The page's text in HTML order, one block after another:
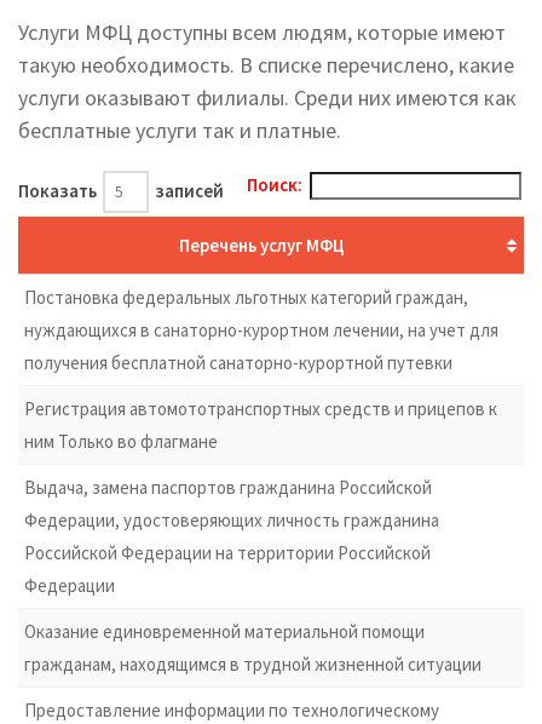
Услуги МФЦ доступны всем людям, которые имеют
такую необходимость. В списке перечислено, какие
услуги оказывают филиалы. Среди них имеются как
бесплатные услуги так и платные.
Показать записей Поиск:
Перечень услуг МФЦ
Постановка федеральных льготных категорий граждан,
нуждающихся в санаторно-курортном лечении, на учет для
получения бесплатной санаторно-курортной путевки
Регистрация автомототранспортных средств и прицепов к
ним Только во флагмане
Выдача, замена паспортов гражданина Российской
Федерации, удостоверяющих личность гражданина
Российской Федерации на территории Российской
Федерации
Оказание единовременной материальной помощи
гражданам, находящимся в трудной жизненной ситуации
Предоставление информации по технологическому